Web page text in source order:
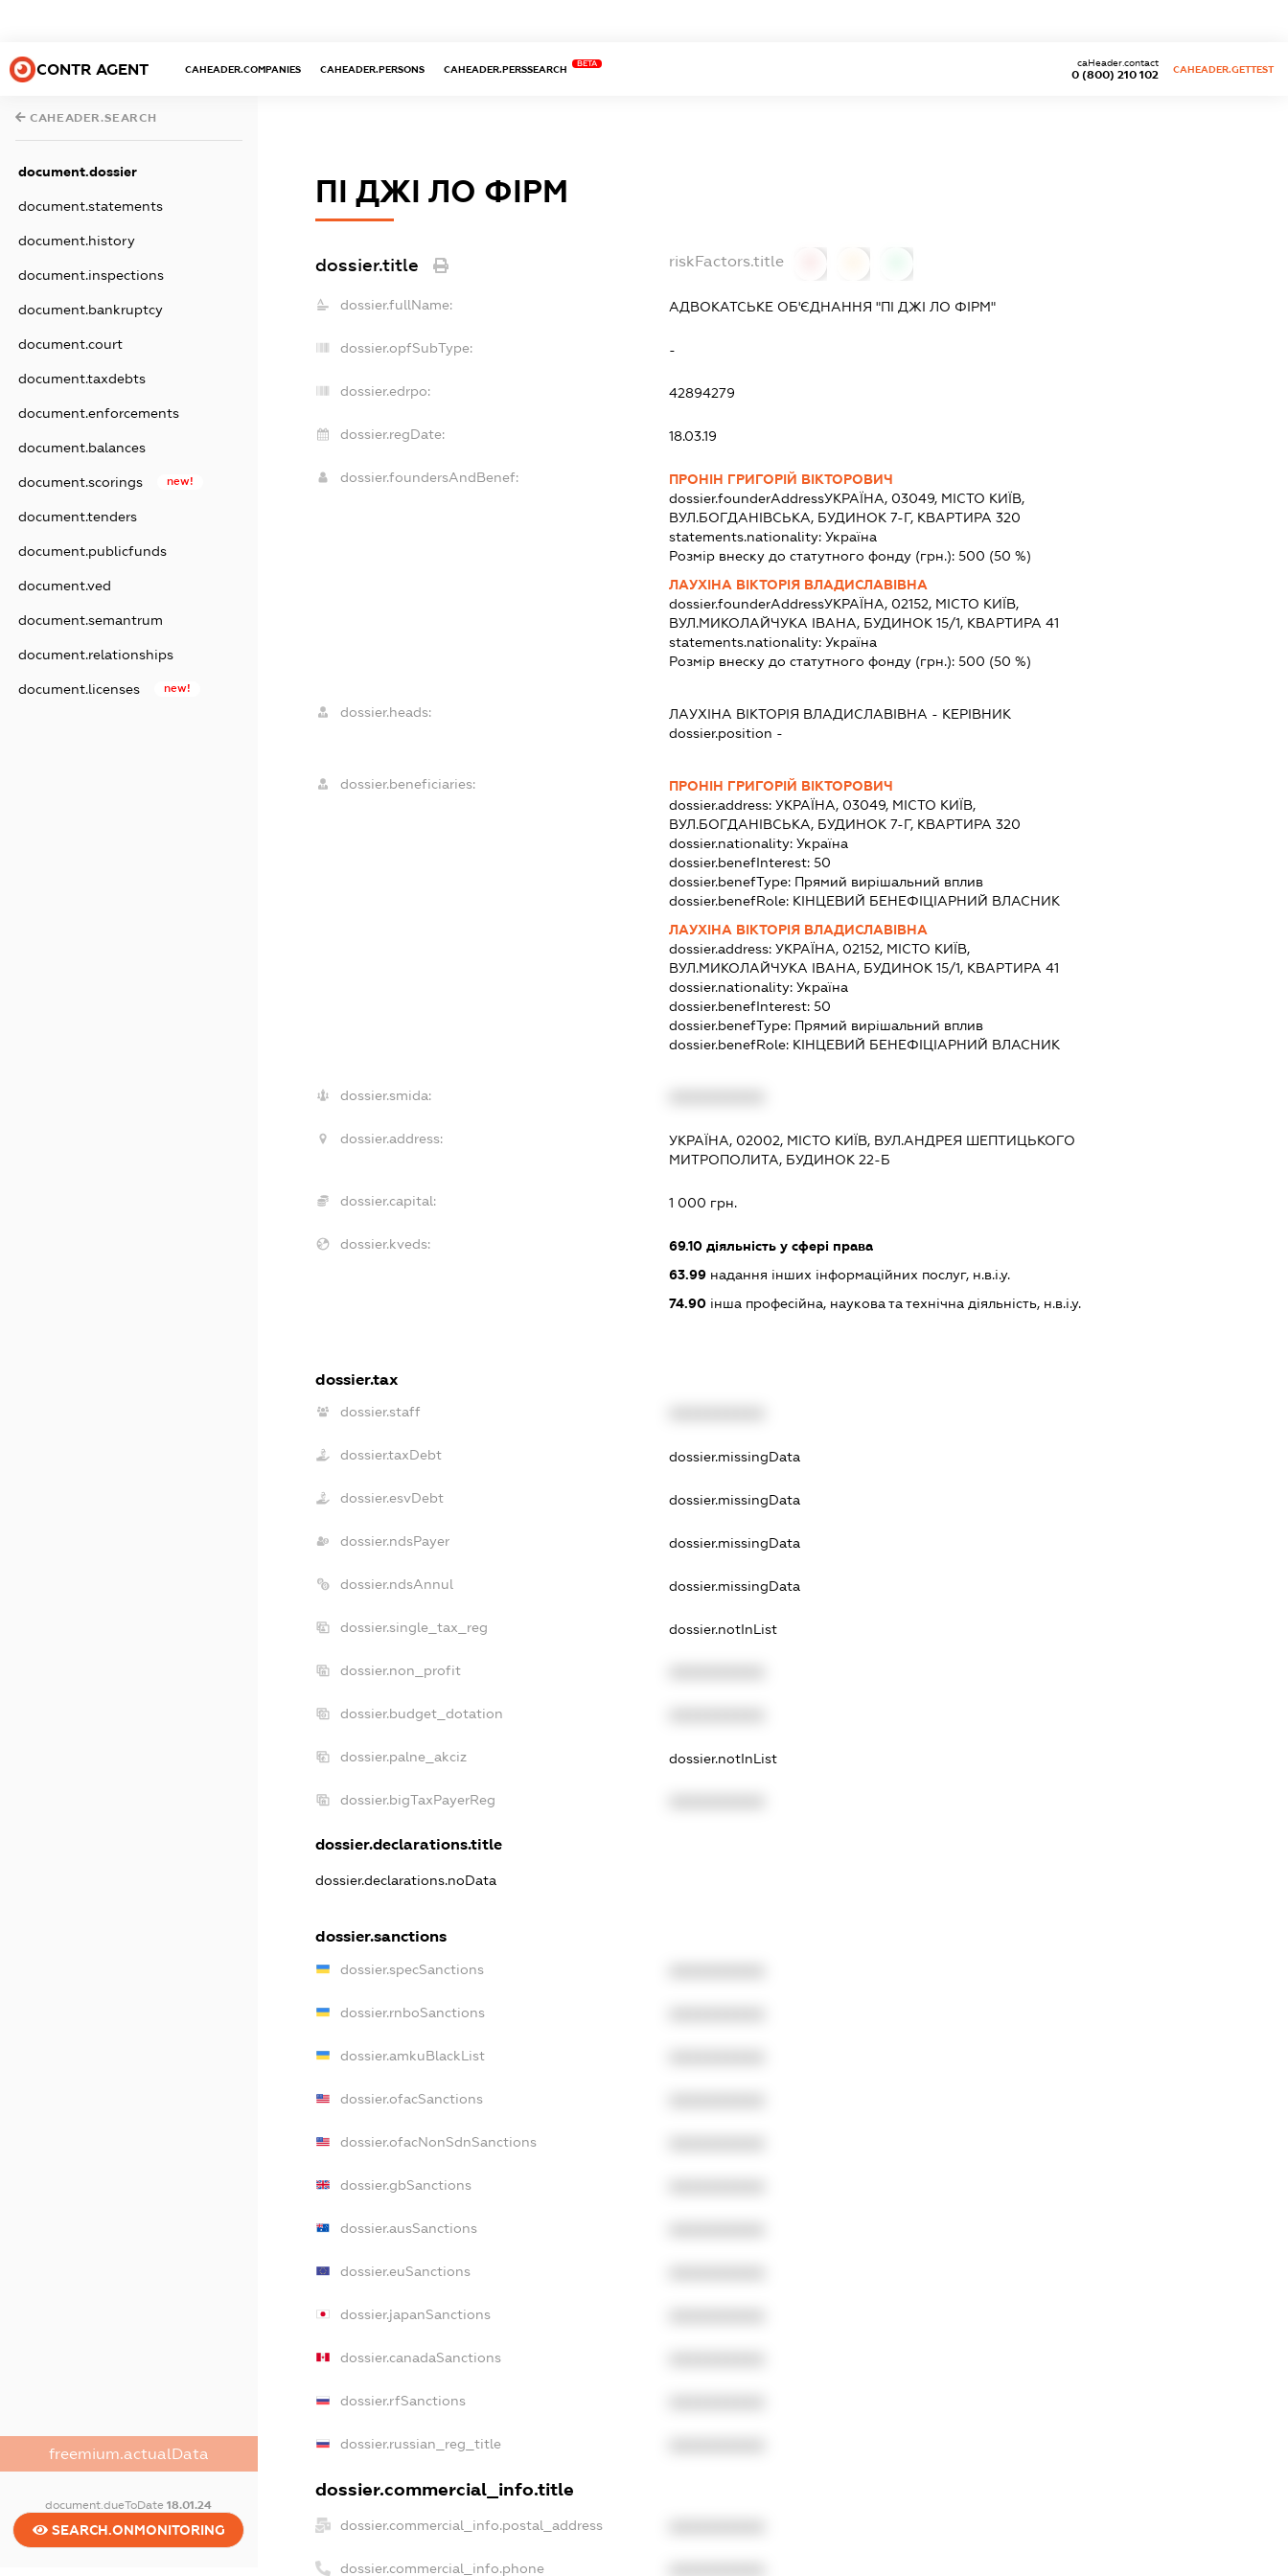
CONTR AGENT CAHEADER.COMPANIES CAHEADER.PERSONS CAHEADER.PERSSEARCH
BETA
0 (800) 210 102
caHeader.contact
CAHEADER.GETTEST
CAHEADER.SEARCH
document.dossier
document.statements
document.history
document.inspections
document.bankruptcy
document.court
document.taxdebts
document.enforcements
document.balances
document.scorings new!
document.tenders
document.publicfunds
document.ved
document.semantrum
document.relationships
document.licenses new!
freemium.actualData
document.dueToDate18.01.24
SEARCH.ONMONITORING
ПІ ДЖІ ЛО ФІРМ
dossier.title riskFactors.title
dossier.fullName: АДВОКАТСЬКЕ ОБ'ЄДНАННЯ "ПІ ДЖІ ЛО ФІРМ"
dossier.opfSubType: -
dossier.edrpo: 42894279
dossier.regDate: 18.03.19
dossier.foundersAndBenef:
ПРОНІН ГРИГОРІЙ ВІКТОРОВИЧ
dossier.founderAddressУКРАЇНА, 03049, МІСТО КИЇВ,
ВУЛ.БОГДАНІВСЬКА, БУДИНОК 7-Г, КВАРТИРА 320
statements.nationality:Україна
Розмір внеску до статутного фонду (грн.):500 (50 %)
ЛАУХІНА ВІКТОРІЯ ВЛАДИСЛАВІВНА
dossier.founderAddressУКРАЇНА, 02152, МІСТО КИЇВ,
ВУЛ.МИКОЛАЙЧУКА ІВАНА, БУДИНОК 15/1, КВАРТИРА 41
statements.nationality:Україна
Розмір внеску до статутного фонду (грн.):500 (50 %)
dossier.heads: ЛАУХІНА ВІКТОРІЯ ВЛАДИСЛАВІВНА - КЕРІВНИК
dossier.position -
dossier.beneficiaries:
ПРОНІН ГРИГОРІЙ ВІКТОРОВИЧ
dossier.address:УКРАЇНА, 03049, МІСТО КИЇВ,
ВУЛ.БОГДАНІВСЬКА, БУДИНОК 7-Г, КВАРТИРА 320
dossier.nationality:Україна
dossier.benefInterest:50
dossier.benefType: Прямий вирішальний вплив
dossier.benefRole: КІНЦЕВИЙ БЕНЕФІЦІАРНИЙ ВЛАСНИК
ЛАУХІНА ВІКТОРІЯ ВЛАДИСЛАВІВНА
dossier.address:УКРАЇНА, 02152, МІСТО КИЇВ,
ВУЛ.МИКОЛАЙЧУКА ІВАНА, БУДИНОК 15/1, КВАРТИРА 41
dossier.nationality:Україна
dossier.benefInterest:50
dossier.benefType: Прямий вирішальний вплив
dossier.benefRole: КІНЦЕВИЙ БЕНЕФІЦІАРНИЙ ВЛАСНИК
dossier.smida:
dossier.address:
УКРАЇНА, 02002, МІСТО КИЇВ, ВУЛ.АНДРЕЯ ШЕПТИЦЬКОГО
МИТРОПОЛИТА, БУДИНОК 22-Б
dossier.capital: 1 000 грн.
dossier.kveds: 69.10 діяльність у сфері права
63.99 надання інших інформаційних послуг, н.в.і.у.
74.90 інша професійна, наукова та технічна діяльність, н.в.і.у.
dossier.tax
dossier.staff
dossier.taxDebt dossier.missingData
dossier.esvDebt dossier.missingData
dossier.ndsPayer dossier.missingData
dossier.ndsAnnul dossier.missingData
dossier.single_tax_reg dossier.notInList
dossier.non_profit
dossier.budget_dotation
dossier.palne_akciz dossier.notInList
dossier.bigTaxPayerReg
dossier.declarations.title
dossier.declarations.noData
dossier.sanctions
dossier.specSanctions
dossier.rnboSanctions
dossier.amkuBlackList
dossier.ofacSanctions
dossier.ofacNonSdnSanctions
dossier.gbSanctions
dossier.ausSanctions
dossier.euSanctions
dossier.japanSanctions
dossier.canadaSanctions
dossier.rfSanctions
dossier.russian_reg_title
dossier.commercial_info.title
dossier.commercial_info.postal_address
dossier.commercial_info.phone